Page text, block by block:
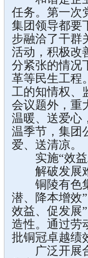
任务。第一次
集团领导都要
步融洽了干群
活动，积极改
分紧张的情况
革等民生工程
工的知情权、
会议题外，重
温暖、送爱心
温季节，集团
爱、送清凉。
实施“效益
解破发展
铜陵有色集
潜、降本增效
效益、促发展
造性。通过劳
批铜冠卓越绩
广泛开展合